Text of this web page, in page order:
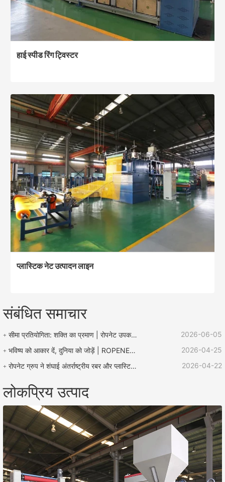
हाई स्पीड रिंग ट्विस्टर
प्लास्टिक नेट उत्पादन लाइन
संबंधित समाचार
सीमा प्रतियोगिता: शक्ति का प्रमाण | रोपनेट उपकरण "लू झेन बचाव कप" रस्सी प्रतियोगिता का समर्थन करता है
2026-06-05
भविष्य को आकार दें, दुनिया को जोड़ें | ROPENET 2026 अंतर्राष्ट्रीय प्लास्टिक और रबर प्रदर्शनी का समापन हुआ!
2026-04-25
रोपनेट ग्रुप ने शंघाई अंतर्राष्ट्रीय रबर और प्लास्टिक प्रदर्शनी में उत्कृष्ट प्रदर्शन किया और वैश्विक कारोबार विस्तार के लिए कई अवसरों के साथ लौटा।
2026-04-22
लोकप्रिय उत्पाद